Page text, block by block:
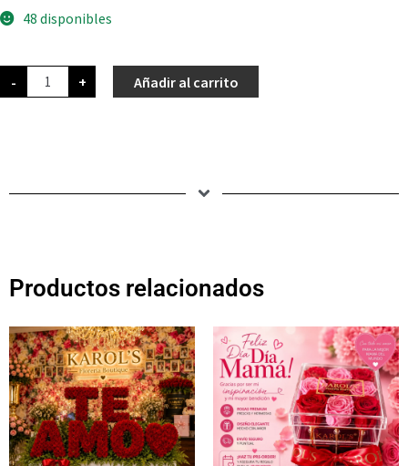
48 disponibles
- + Añadir al carrito
Productos relacionados